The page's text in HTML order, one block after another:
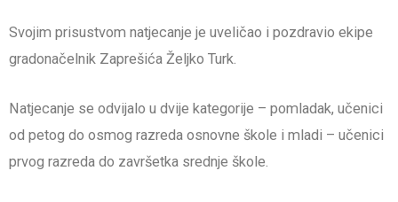
Svojim prisustvom natjecanje je uveličao i pozdravio ekipe
gradonačelnik Zaprešića Željko Turk.
Natjecanje se odvijalo u dvije kategorije – pomladak, učenici
od petog do osmog razreda osnovne škole i mladi – učenici
prvog razreda do završetka srednje škole.